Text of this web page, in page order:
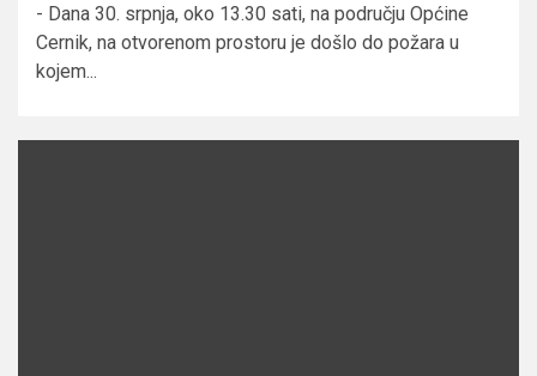
- Dana 30. srpnja, oko 13.30 sati, na području Općine
Cernik, na otvorenom prostoru je došlo do požara u
kojem...